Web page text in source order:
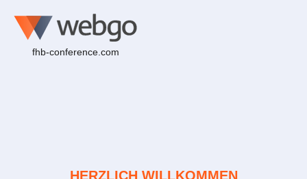
fhb-conference.com
HERZLICH WILLKOMMEN